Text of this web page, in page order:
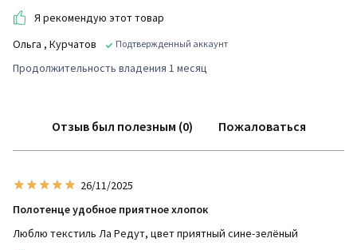
Я рекомендую этот товар
Ольга , Курчатов Подтвержденный аккаунт
Продолжительность владения 1 месяц
Отзыв был полезным (0) Пожаловаться
26/11/2025
Полотенце удобное приятное хлопок
Люблю текстиль Ла Редут, цвет приятный сине-зелёный